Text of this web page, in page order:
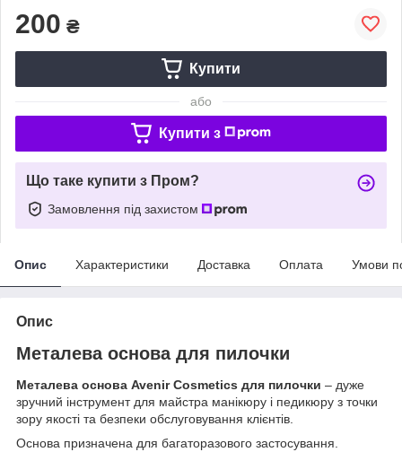
200 ₴
Купити
або
Купити з
Що таке купити з Пром?
Замовлення під захистом
Опис Характеристики Доставка Оплата Умови
Опис
Металева основа для пилочки
Металева основа Avenir Cosmetics для пилочки – дуже
зручний інструмент для майстра манікюру і педикюру з точки
зору якості та безпеки обслуговування клієнтів.
Основа призначена для багаторазового застосування.